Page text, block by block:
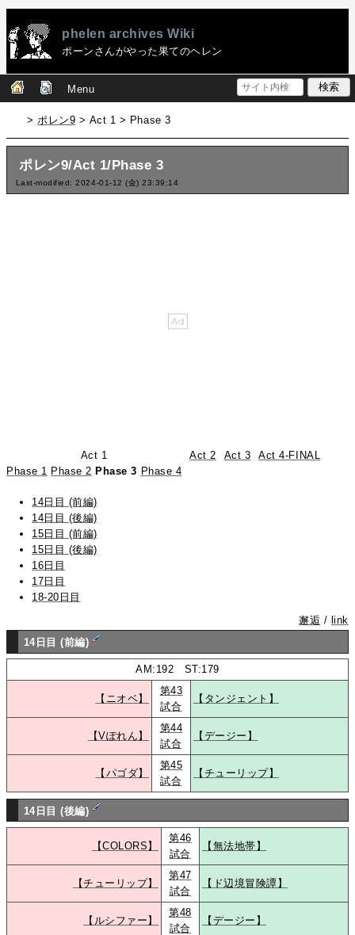
phelen archives Wiki
ポーンさんがやった果てのヘレン
Menu
>ポレン9 > Act 1 > Phase 3
ポレン9/Act 1/Phase 3
Last-modified: 2024-01-12 (金) 23:39:14
Act 1
Phase 1 Phase 2 Phase 3 Phase 4
Act 2 Act 3 Act 4-FINAL
14日目 (前編)
14日目 (後編)
15日目 (前編)
15日目 (後編)
16日目
17日目
18-20日目
邂逅 / link
14日目 (前編)
AM:192 ST:179
【ニオベ】
第43
試合
【タンジェント】
【Vぽれん】
第44
試合
【デージー】
【パゴダ】
第45
試合
【チューリップ】
14日目 (後編)
【COLORS】
第46
試合
【無法地帯】
【チューリップ】
第47
試合
【ド辺境冒険譚】
【ルシファー】
第48
試合
【デージー】